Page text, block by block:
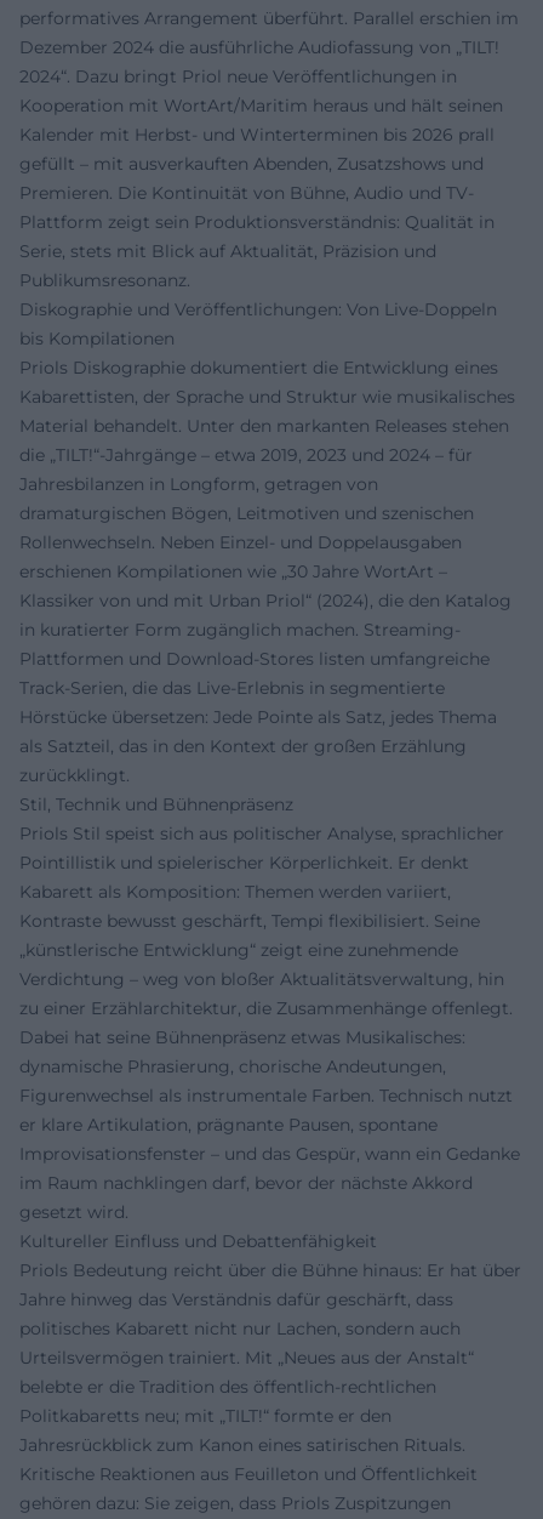
performatives Arrangement überführt. Parallel erschien im
Dezember 2024 die ausführliche Audiofassung von „TILT!
2024“. Dazu bringt Priol neue Veröffentlichungen in
Kooperation mit WortArt/Maritim heraus und hält seinen
Kalender mit Herbst- und Winterterminen bis 2026 prall
gefüllt – mit ausverkauften Abenden, Zusatzshows und
Premieren. Die Kontinuität von Bühne, Audio und TV-
Plattform zeigt sein Produktionsverständnis: Qualität in
Serie, stets mit Blick auf Aktualität, Präzision und
Publikumsresonanz.
Diskographie und Veröffentlichungen: Von Live-Doppeln
bis Kompilationen
Priols Diskographie dokumentiert die Entwicklung eines
Kabarettisten, der Sprache und Struktur wie musikalisches
Material behandelt. Unter den markanten Releases stehen
die „TILT!“-Jahrgänge – etwa 2019, 2023 und 2024 – für
Jahresbilanzen in Longform, getragen von
dramaturgischen Bögen, Leitmotiven und szenischen
Rollenwechseln. Neben Einzel- und Doppelausgaben
erschienen Kompilationen wie „30 Jahre WortArt –
Klassiker von und mit Urban Priol“ (2024), die den Katalog
in kuratierter Form zugänglich machen. Streaming-
Plattformen und Download-Stores listen umfangreiche
Track-Serien, die das Live-Erlebnis in segmentierte
Hörstücke übersetzen: Jede Pointe als Satz, jedes Thema
als Satzteil, das in den Kontext der großen Erzählung
zurückklingt.
Stil, Technik und Bühnenpräsenz
Priols Stil speist sich aus politischer Analyse, sprachlicher
Pointillistik und spielerischer Körperlichkeit. Er denkt
Kabarett als Komposition: Themen werden variiert,
Kontraste bewusst geschärft, Tempi flexibilisiert. Seine
„künstlerische Entwicklung“ zeigt eine zunehmende
Verdichtung – weg von bloßer Aktualitätsverwaltung, hin
zu einer Erzählarchitektur, die Zusammenhänge offenlegt.
Dabei hat seine Bühnenpräsenz etwas Musikalisches:
dynamische Phrasierung, chorische Andeutungen,
Figurenwechsel als instrumentale Farben. Technisch nutzt
er klare Artikulation, prägnante Pausen, spontane
Improvisationsfenster – und das Gespür, wann ein Gedanke
im Raum nachklingen darf, bevor der nächste Akkord
gesetzt wird.
Kultureller Einfluss und Debattenfähigkeit
Priols Bedeutung reicht über die Bühne hinaus: Er hat über
Jahre hinweg das Verständnis dafür geschärft, dass
politisches Kabarett nicht nur Lachen, sondern auch
Urteilsvermögen trainiert. Mit „Neues aus der Anstalt“
belebte er die Tradition des öffentlich-rechtlichen
Politkabaretts neu; mit „TILT!“ formte er den
Jahresrückblick zum Kanon eines satirischen Rituals.
Kritische Reaktionen aus Feuilleton und Öffentlichkeit
gehören dazu: Sie zeigen, dass Priols Zuspitzungen